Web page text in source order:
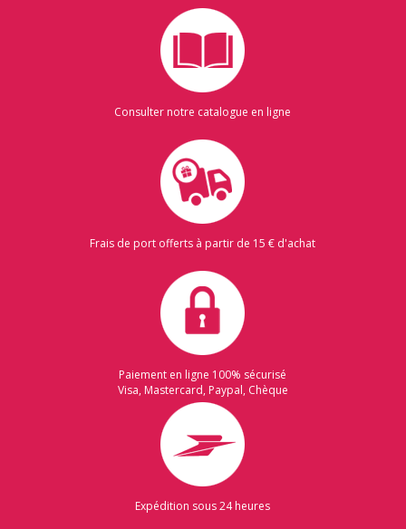
Consulter notre catalogue en ligne
Frais de port offerts à partir de 15 € d'achat
Paiement en ligne 100% sécurisé
Visa, Mastercard, Paypal, Chèque
Expédition sous 24 heures